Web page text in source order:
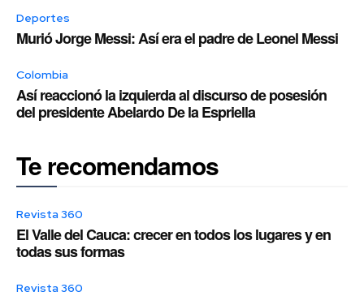
Deportes
Murió Jorge Messi: Así era el padre de Leonel Messi
Colombia
Así reaccionó la izquierda al discurso de posesión
del presidente Abelardo De la Espriella
Te recomendamos
Revista 360
El Valle del Cauca: crecer en todos los lugares y en
todas sus formas
Revista 360